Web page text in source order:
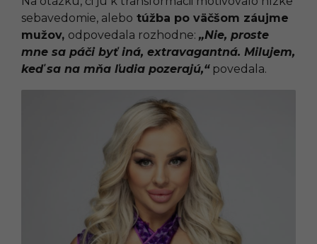
sebavedomie, alebo túžba po väčšom záujme
mužov, odpovedala rozhodne: „Nie, proste
mne sa páči byť iná, extravagantná. Milujem,
keď sa na mňa ľudia pozerajú,“povedala.